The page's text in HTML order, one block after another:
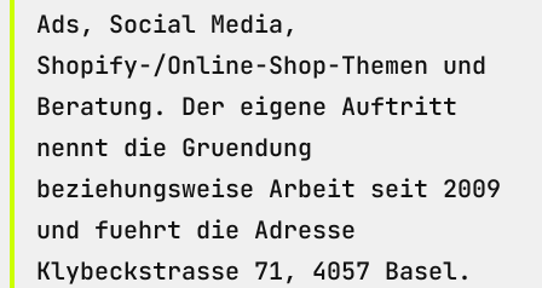
Ads, Social Media,
Shopify-/Online-Shop-Themen und
Beratung. Der eigene Auftritt
nennt die Gruendung
beziehungsweise Arbeit seit 2009
und fuehrt die Adresse
Klybeckstrasse 71, 4057 Basel.